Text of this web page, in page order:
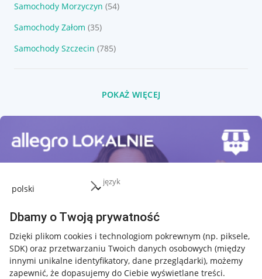
język
Dbamy o Twoją prywatność
Dzięki plikom cookies i technologiom pokrewnym (np. piksele,
SDK) oraz przetwarzaniu Twoich danych osobowych (między
innymi unikalne identyfikatory, dane przeglądarki), możemy
zapewnić, że dopasujemy do Ciebie wyświetlane treści.
Samochody Morzyczyn (54)
Samochody Załom (35)
Samochody Szczecin (785)
POKAŻ WIĘCEJ